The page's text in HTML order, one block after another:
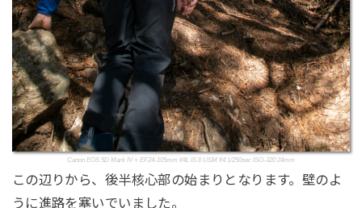
Canon EOS 5D Mark IV + EF24-105mm f/4L IS II USM f/4 1/250sec ISO-320 24mm
この辺りから、後半核心部の始まりとなります。壁のよ
うに進路を塞いでいました。